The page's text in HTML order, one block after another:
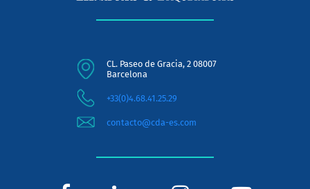
CL. Paseo de Gracia, 2 08007
Barcelona
+33(0)4.68.41.25.29
contacto@cda-es.com